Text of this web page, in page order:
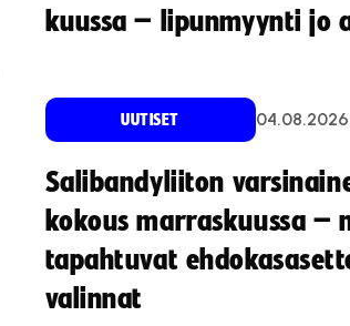
kuussa – lipunmyynti jo
UUTISET 04.08.2026
Salibandyliiton
kokous marraskuussa –
tapahtuvat
valinnat